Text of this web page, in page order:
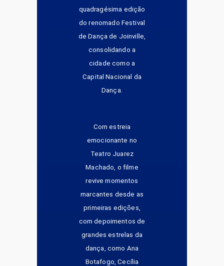
quadragésima edição
do renomado Festival
de Dança de Joinville,
consolidando a
cidade como a
Capital Nacional da
Dança.
Com estreia
emocionante no
Teatro Juarez
Machado, o filme
revive momentos
marcantes desde as
primeiras edições,
com depoimentos de
grandes estrelas da
dança, como Ana
Botafogo, Cecília